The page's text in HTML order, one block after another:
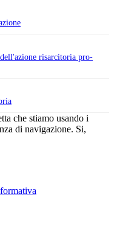
risarcitoria pro-
che stiamo usando i
di navigazione. Si,